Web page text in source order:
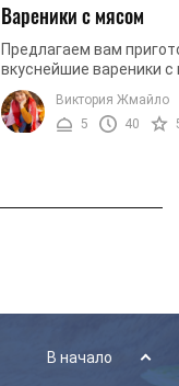
Вареники с мясом
Предлагаем вам
вкуснейшие вареники
очень простое блюдо и
можно накормить
этом рецепте
Виктория Жмайло
5
40
В начало